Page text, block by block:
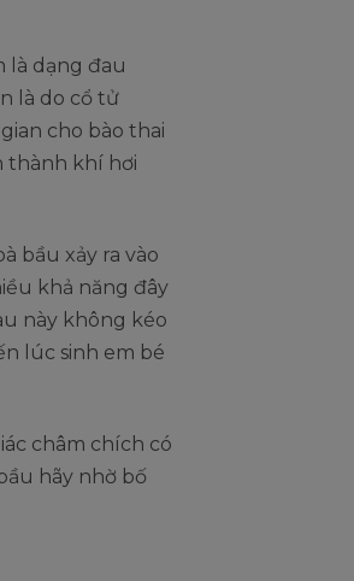
là dạng đau
là do cổ tử
cho bào thai
thành khí hơi
bầu xảy ra vào
khả năng đây
này không kéo
lúc sinh em bé
châm chích có
hãy nhờ bố